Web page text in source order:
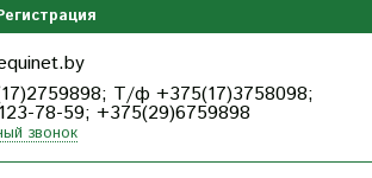
Т/ф +375(17)3758098;
78-59; +375(29)6759898
звонок